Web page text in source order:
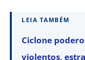
LEIA TAMBÉM
Ciclone
violentos,